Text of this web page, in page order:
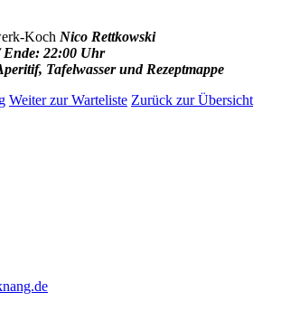
Koch Nico Rettkowski
22:00 Uhr
, Tafelwasser und Rezeptmappe
Weiter zur Warteliste Zurück zur Übersicht